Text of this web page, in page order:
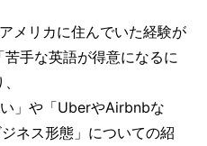
メリカに住んでいた経験が
手な英語が得意になるに
」や「UberやAirbnbな
ネス形態」についての紹